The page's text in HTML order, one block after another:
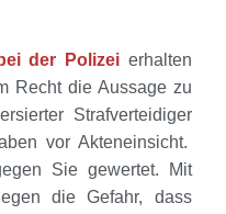
der Polizei erhalten
Recht die Aussage zu
Strafverteidiger
vor Akteneinsicht.
Sie gewertet. Mit
die Gefahr, dass